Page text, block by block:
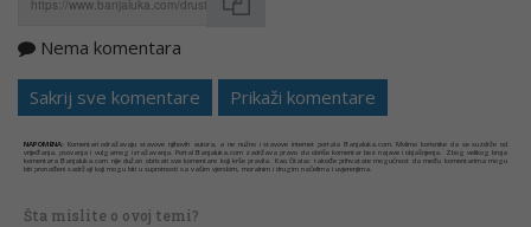
Nema komentara
Sakrij sve komentare Prikaži komentare
NAPOMENA: Komentari odražavaju stavove njihovih autora, a ne nužno i stavove internet portala Banjaluka.com. Molimo korisnike da se suzdrže od
vrijeđanja, psovanja i vulgarnog izražavanja. Portal Banjaluka.com zadržava pravo da obriše komentar bez najave i objašnjenja. Zbog velikog broja
komentara Banjaluka.com nije dužan obrisati sve komentare koji krše pravila. Kao čitalac takođe prihvatate mogućnost da među komentarima mogu
biti pronađeni sadržaji koji mogu biti u suprotnosti sa vašim vjerskim, moralnim i drugim načelima i uvjerenjima.
Šta mislite o ovoj temi?